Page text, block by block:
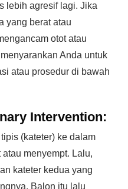
lebih agresif lagi. Jika
yang berat atau
otot atau
Anda untuk
atau prosedur di bawah
Intervention:
(kateter) ke dalam
menyempt. Lalu,
kateter kedua yang
Balon itu lalu